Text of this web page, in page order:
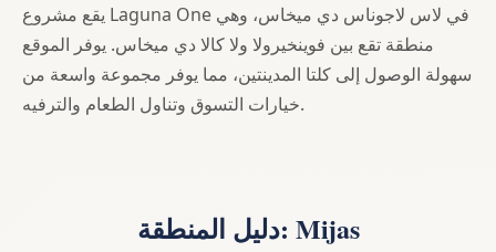
يقع مشروع Laguna One في لاس لاجوناس دي ميخاس، وهي
منطقة تقع بين فوينخيرولا ولا كالا دي ميخاس. يوفر الموقع
سهولة الوصول إلى كلتا المدينتين، مما يوفر مجموعة واسعة من
خيارات التسوق وتناول الطعام والترفيه.
دليل المنطقة: Mijas